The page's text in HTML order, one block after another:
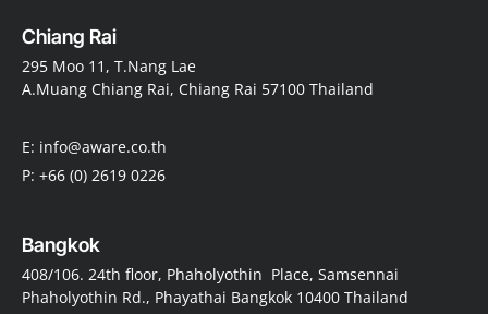
Chiang Rai
295 Moo 11, T.Nang Lae
A.Muang Chiang Rai, Chiang Rai 57100 Thailand
E: info@aware.co.th
P: +66 (0) 2619 0226
Bangkok
408/106. 24th floor, Phaholyothin Place, Samsennai
Phaholyothin Rd., Phayathai Bangkok 10400 Thailand